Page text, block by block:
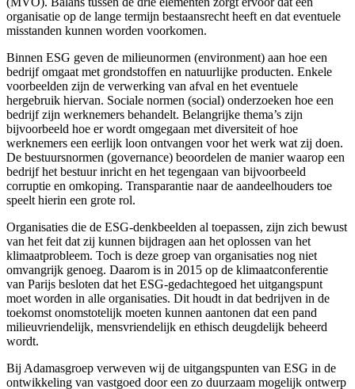
organisatie op de lange termijn bestaansrecht heeft en dat eventuele
misstanden kunnen worden voorkomen.
Binnen ESG geven de milieunormen (environment) aan hoe een
bedrijf omgaat met grondstoffen en natuurlijke producten. Enkele
voorbeelden zijn de verwerking van afval en het eventuele
hergebruik hiervan. Sociale normen (social) onderzoeken hoe een
bedrijf zijn werknemers behandelt. Belangrijke thema’s zijn
bijvoorbeeld hoe er wordt omgegaan met diversiteit of hoe
werknemers een eerlijk loon ontvangen voor het werk wat zij doen.
De bestuursnormen (governance) beoordelen de manier waarop een
bedrijf het bestuur inricht en het tegengaan van bijvoorbeeld
corruptie en omkoping. Transparantie naar de aandeelhouders toe
speelt hierin een grote rol.
Organisaties die de ESG-denkbeelden al toepassen, zijn zich bewust
van het feit dat zij kunnen bijdragen aan het oplossen van het
klimaatprobleem. Toch is deze groep van organisaties nog niet
omvangrijk genoeg. Daarom is in 2015 op de klimaatconferentie
van Parijs besloten dat het ESG-gedachtegoed het uitgangspunt
moet worden in alle organisaties. Dit houdt in dat bedrijven in de
toekomst onomstotelijk moeten kunnen aantonen dat een pand
milieuvriendelijk, mensvriendelijk en ethisch deugdelijk beheerd
wordt.
Bij Adamasgroep verweven wij de uitgangspunten van ESG in de
ontwikkeling van vastgoed door een zo duurzaam mogelijk ontwerp